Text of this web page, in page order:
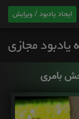
ایجاد یادبود / ویرایش
بامری